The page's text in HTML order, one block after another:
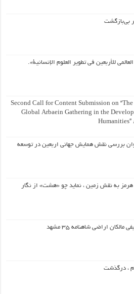
بی‌بازگشت
للأربعين في تطوير العلوم الإنسانية».
Second Call for Content Submission on
Global Arbaein Gathering in the
Humanities”
بررسی نقش همایش جهانی اربعین در توسعه
به نقش زمین ، نماید چو «هشت» از نگار
مالکان اراضی شاهنامه ۳۵ مشهد
، درگذشت